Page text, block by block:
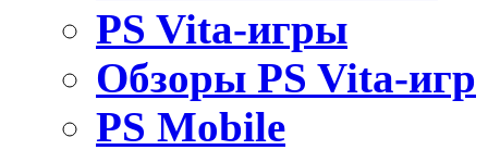
PS Vita-игры
Обзоры PS Vita-игр
PS Mobile